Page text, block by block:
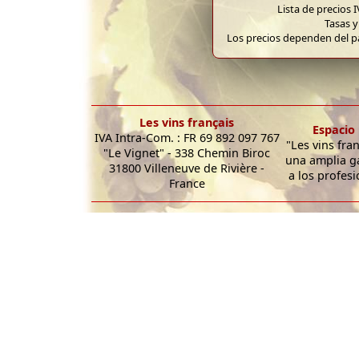
Lista de precios
Tasas
Los precios dependen del
Les vins français
IVA Intra-Com. : FR 69 892 097 767
"Le Vignet" - 338 Chemin Biroc
31800 Villeneuve de Rivière -
France
"Les vins
una amplia
a los